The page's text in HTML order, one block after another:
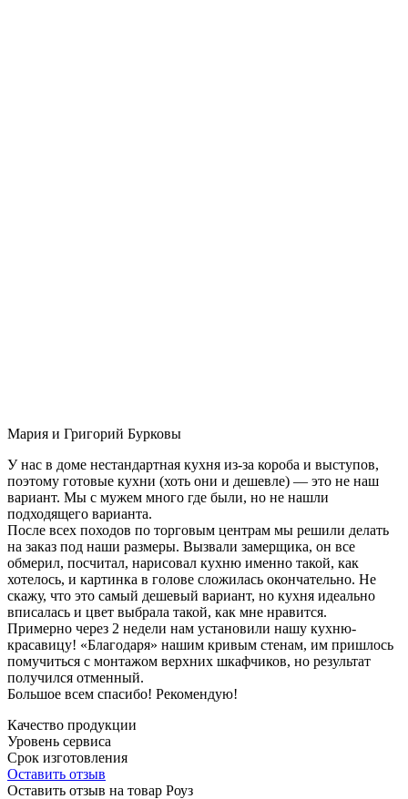
Мария и Григорий Бурковы
У нас в доме нестандартная кухня из-за короба и выступов,
поэтому готовые кухни (хоть они и дешевле) — это не наш
вариант. Мы с мужем много где были, но не нашли
подходящего варианта.
После всех походов по торговым центрам мы решили делать
на заказ под наши размеры. Вызвали замерщика, он все
обмерил, посчитал, нарисовал кухню именно такой, как
хотелось, и картинка в голове сложилась окончательно. Не
скажу, что это самый дешевый вариант, но кухня идеально
вписалась и цвет выбрала такой, как мне нравится.
Примерно через 2 недели нам установили нашу кухню-
красавицу! «Благодаря» нашим кривым стенам, им пришлось
помучиться с монтажом верхних шкафчиков, но результат
получился отменный.
Большое всем спасибо! Рекомендую!
Качество продукции
Уровень сервиса
Срок изготовления
Оставить отзыв
Оставить отзыв на товар Роуз